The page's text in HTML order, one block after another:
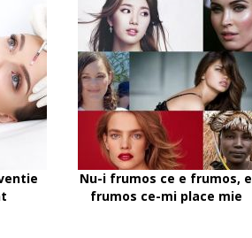
Nu-i frumos ce e frumos, e
frumos ce-mi place mie